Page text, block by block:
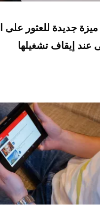
جديدة للعثور على
عند إيقاف تشغيلها